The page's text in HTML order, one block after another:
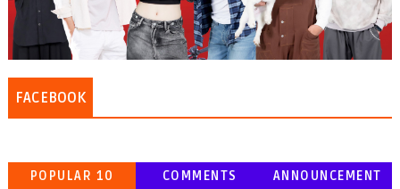
FACEBOOK
POPULAR 10 COMMENTS ANNOUNCEMENT